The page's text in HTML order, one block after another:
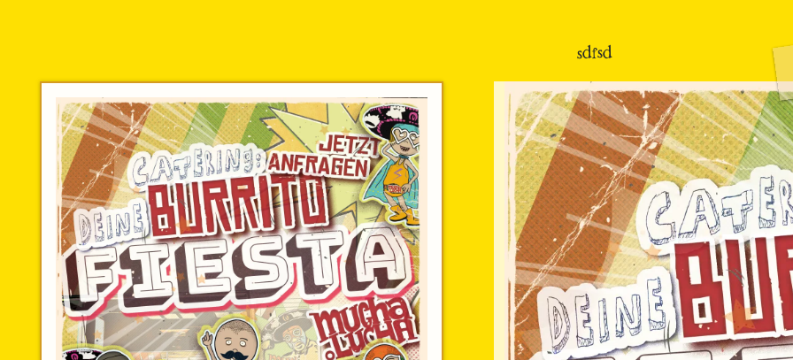
sdfsd